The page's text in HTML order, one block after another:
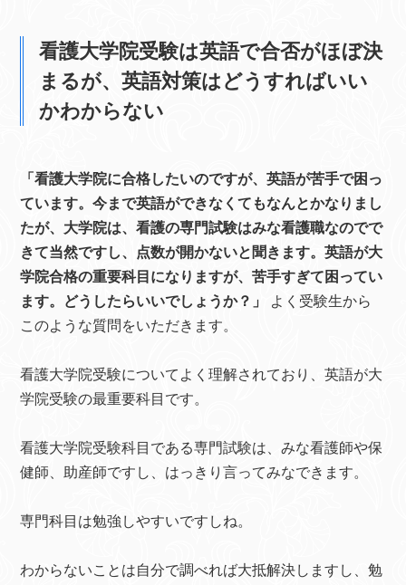
看護大学院受験は英語で合否がほぼ決
まるが、英語対策はどうすればいい
かわからない
「看護大学院に合格したいのですが、英語が苦手で困っ
ています。今まで英語ができなくてもなんとかなりまし
たが、大学院は、看護の専門試験はみな看護職なのでで
きて当然ですし、点数が開かないと聞きます。英語が大
学院合格の重要科目になりますが、苦手すぎて困ってい
ます。どうしたらいいでしょうか？」 よく受験生から
このような質問をいただきます。
看護大学院受験についてよく理解されており、英語が大
学院受験の最重要科目です。
看護大学院受験科目である専門試験は、みな看護師や保
健師、助産師ですし、はっきり言ってみなできます。
専門科目は勉強しやすいですしね。
わからないことは自分で調べれば大抵解決しますし、勉